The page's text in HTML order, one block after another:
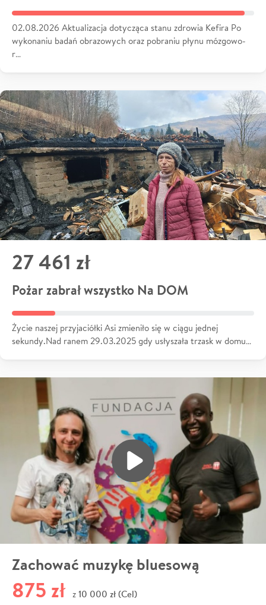
02.08.2026 Aktualizacja dotycząca stanu zdrowia Kefira Po
wykonaniu badań obrazowych oraz pobraniu płynu mózgowo-
r…
27 461 zł
Pożar zabrał wszystko Na DOM
Życie naszej przyjaciółki Asi zmieniło się w ciągu jednej
sekundy.Nad ranem 29.03.2025 gdy usłyszała trzask w domu…
Zachować muzykę bluesową
875 zł z 10 000 zł (Cel)